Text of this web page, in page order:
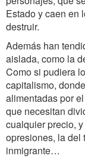
Estado y caen en
destruir.
Además han
aislada, como la
Como si pudiera
capitalismo,
alimentadas por
que necesitan
cualquier precio,
opresiones, la del
inmigrante…